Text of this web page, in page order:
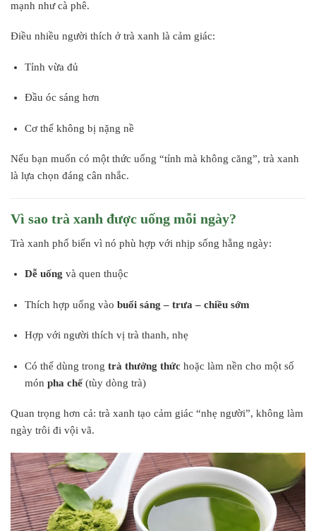
mạnh như cà phê.
Điều nhiều người thích ở trà xanh là cảm giác:
Tỉnh vừa đủ
Đầu óc sáng hơn
Cơ thể không bị nặng nề
Nếu bạn muốn có một thức uống “tỉnh mà không căng”, trà xanh
là lựa chọn đáng cân nhắc.
Vì sao trà xanh được uống mỗi ngày?
Trà xanh phổ biến vì nó phù hợp với nhịp sống hằng ngày:
Dễ uống và quen thuộc
Thích hợp uống vào buổi sáng – trưa – chiều sớm
Hợp với người thích vị trà thanh, nhẹ
Có thể dùng trong trà thưởng thứchoặc làm nền cho một số
món pha chế(tùy dòng trà)
Quan trọng hơn cả: trà xanh tạo cảm giác “nhẹ người”, không làm
ngày trôi đi vội vã.